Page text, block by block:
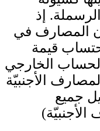
إذ
المصارف في
قيمة
الخارجي
الأجنبيّة
جميع